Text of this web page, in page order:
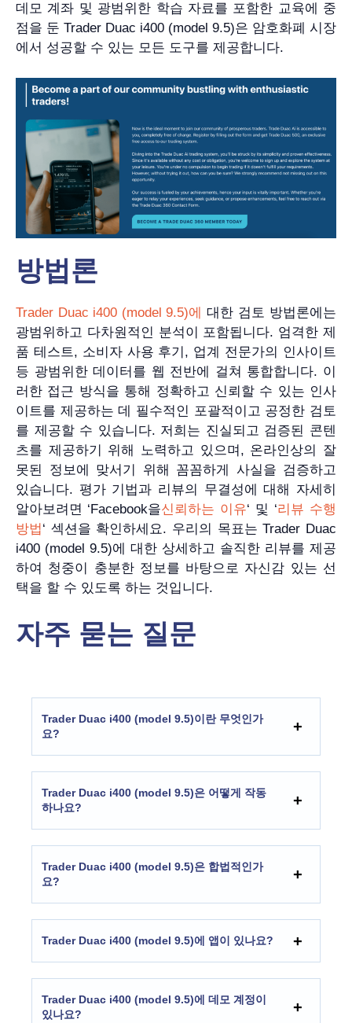
데모 계좌 및 광범위한 학습 자료를 포함한 교육에 중
점을 둔 Trader Duac i400 (model 9.5)은 암호화폐 시장
에서 성공할 수 있는 모든 도구를 제공합니다.
방법론
Trader Duac i400 (model 9.5)에 대한 검토 방법론에는
광범위하고 다차원적인 분석이 포함됩니다. 엄격한 제
품 테스트, 소비자 사용 후기, 업계 전문가의 인사이트
등 광범위한 데이터를 웹 전반에 걸쳐 통합합니다. 이
러한 접근 방식을 통해 정확하고 신뢰할 수 있는 인사
이트를 제공하는 데 필수적인 포괄적이고 공정한 검토
를 제공할 수 있습니다. 저희는 진실되고 검증된 콘텐
츠를 제공하기 위해 노력하고 있으며, 온라인상의 잘
못된 정보에 맞서기 위해 꼼꼼하게 사실을 검증하고
있습니다. 평가 기법과 리뷰의 무결성에 대해 자세히
알아보려면 ‘Facebook을신뢰하는 이유‘ 및 ‘리뷰 수행
방법‘ 섹션을 확인하세요. 우리의 목표는 Trader Duac
i400 (model 9.5)에 대한 상세하고 솔직한 리뷰를 제공
하여 청중이 충분한 정보를 바탕으로 자신감 있는 선
택을 할 수 있도록 하는 것입니다.
자주 묻는 질문
Trader Duac i400 (model 9.5)이란 무엇인가
요?
Trader Duac i400 (model 9.5)은 어떻게 작동
하나요?
Trader Duac i400 (model 9.5)은 합법적인가
요?
Trader Duac i400 (model 9.5)에 앱이 있나요?
Trader Duac i400 (model 9.5)에 데모 계정이
있나요?